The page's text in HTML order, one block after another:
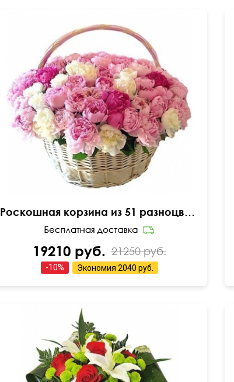
45 см 60 см
Роскошная корзина из 51 разноцветного пиона
19210 руб. 21250 руб.
-10% Экономия 2040 руб.